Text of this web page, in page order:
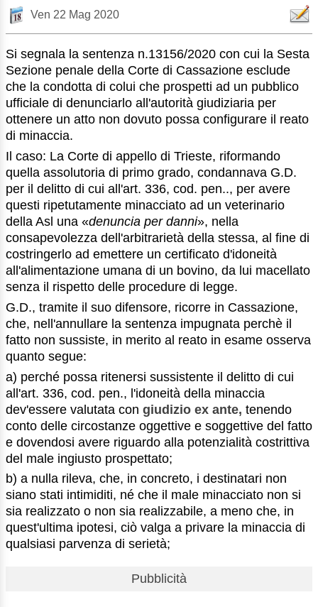
Ven 22 Mag 2020
Si segnala la sentenza n.13156/2020 con cui la Sesta
Sezione penale della Corte di Cassazione esclude
che la condotta di colui che prospetti ad un pubblico
ufficiale di denunciarlo all'autorità giudiziaria per
ottenere un atto non dovuto possa configurare il reato
di minaccia.
Il caso: La Corte di appello di Trieste, riformando
quella assolutoria di primo grado, condannava G.D.
per il delitto di cui all'art. 336, cod. pen.., per avere
questi ripetutamente minacciato ad un veterinario
della Asl una «denuncia per danni», nella
consapevolezza dell'arbitrarietà della stessa, al fine di
costringerlo ad emettere un certificato d'idoneità
all'alimentazione umana di un bovino, da lui macellato
senza il rispetto delle procedure di legge.
G.D., tramite il suo difensore, ricorre in Cassazione,
che, nell'annullare la sentenza impugnata perchè il
fatto non sussiste, in merito al reato in esame osserva
quanto segue:
a) perché possa ritenersi sussistente il delitto di cui
all'art. 336, cod. pen., l'idoneità della minaccia
dev'essere valutata con giudizio ex ante, tenendo
conto delle circostanze oggettive e soggettive del fatto
e dovendosi avere riguardo alla potenzialità costrittiva
del male ingiusto prospettato;
b) a nulla rileva, che, in concreto, i destinatari non
siano stati intimiditi, né che il male minacciato non si
sia realizzato o non sia realizzabile, a meno che, in
quest'ultima ipotesi, ciò valga a privare la minaccia di
qualsiasi parvenza di serietà;
Pubblicità